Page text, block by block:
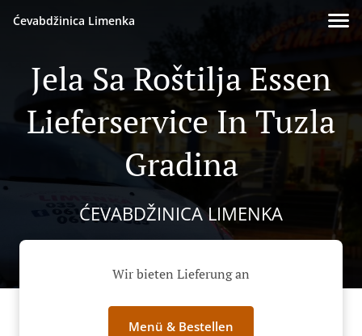
Ćevabdžinica Limenka
Jela Sa Roštilja Essen
Lieferservice In Tuzla
Gradina
ĆEVABDŽINICA LIMENKA
Wir bieten Lieferung an
Menü & Bestellen